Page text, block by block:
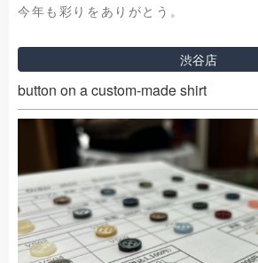
今年も彩りをありがとう。
渋谷店
button on a custom-made shirt